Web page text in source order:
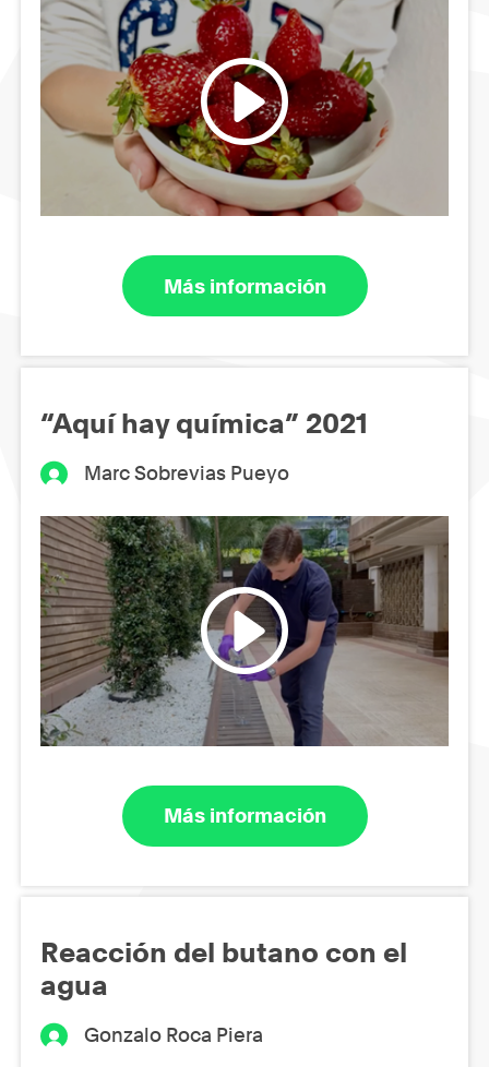
Más información
“Aquí hay química” 2021
Marc Sobrevias Pueyo
Más información
Reacción del butano con el
agua
Gonzalo Roca Piera